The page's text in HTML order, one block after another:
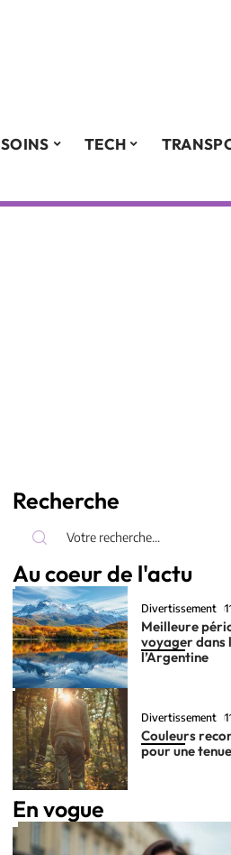
SOINS TECH
Recherche
Au coeur de l'actu
Divertissement
Meilleure
voyager dans
l’Argentine
Divertissement
Couleurs
pour une
En vogue